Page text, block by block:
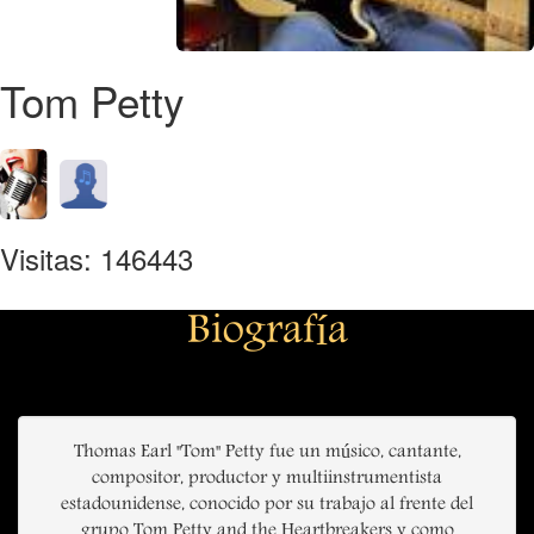
Tom Petty
Visitas: 146443
Biografía
Thomas Earl "Tom" Petty fue un músico, cantante,
compositor, productor y multiinstrumentista
estadounidense, conocido por su trabajo al frente del